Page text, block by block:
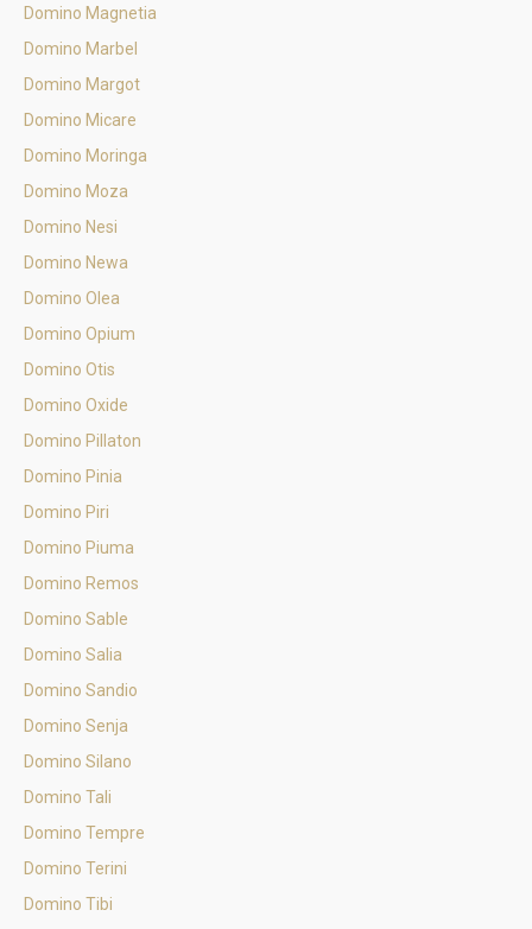
Domino Magnetia
Domino Marbel
Domino Margot
Domino Micare
Domino Moringa
Domino Moza
Domino Nesi
Domino Newa
Domino Olea
Domino Opium
Domino Otis
Domino Oxide
Domino Pillaton
Domino Pinia
Domino Piri
Domino Piuma
Domino Remos
Domino Sable
Domino Salia
Domino Sandio
Domino Senja
Domino Silano
Domino Tali
Domino Tempre
Domino Terini
Domino Tibi